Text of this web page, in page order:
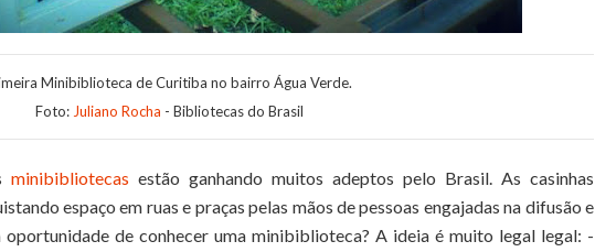
Minibiblioteca de Curitiba no bairro Água Verde.
Foto: Juliano Rocha - Bibliotecas do Brasil
minibibliotecas estão ganhando muitos adeptos pelo Brasil. As casinhas
espaço em ruas e praças pelas mãos de pessoas engajadas na difusão e
de conhecer uma minibiblioteca? A ideia é muito legal legal: -